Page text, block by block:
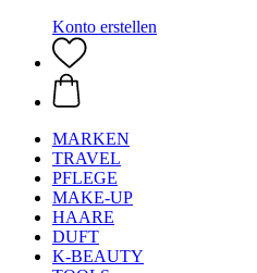
Konto erstellen
MARKEN
TRAVEL
PFLEGE
MAKE-UP
HAARE
DUFT
K-BEAUTY